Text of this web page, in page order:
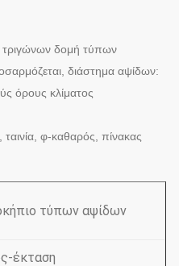
τριγώνων δομή τύπων
διάστημα αψίδων:
όρους κλίματος
φ-καθαρός, πίνακας
τύπων αψίδων
έκταση